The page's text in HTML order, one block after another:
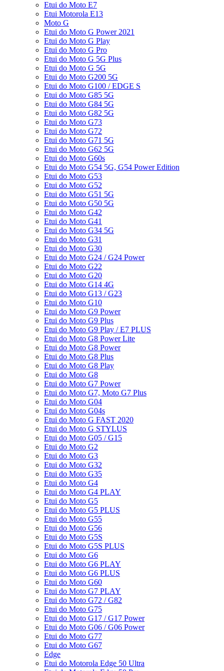
Etui do Moto E7
Etui Motorola E13
Moto G
Etui do Moto G Power 2021
Etui do Moto G Play
Etui do Moto G Pro
Etui do Moto G 5G Plus
Etui do Moto G 5G
Etui do Moto G200 5G
Etui do Moto G100 / EDGE S
Etui do Moto G85 5G
Etui do Moto G84 5G
Etui do Moto G82 5G
Etui do Moto G73
Etui do Moto G72
Etui do Moto G71 5G
Etui do Moto G62 5G
Etui do Moto G60s
Etui do Moto G54 5G, G54 Power Edition
Etui do Moto G53
Etui do Moto G52
Etui do Moto G51 5G
Etui do Moto G50 5G
Etui do Moto G42
Etui do Moto G41
Etui do Moto G34 5G
Etui do Moto G31
Etui do Moto G30
Etui do Moto G24 / G24 Power
Etui do Moto G22
Etui do Moto G20
Etui do Moto G14 4G
Etui do Moto G13 / G23
Etui do Moto G10
Etui do Moto G9 Power
Etui do Moto G9 Plus
Etui do Moto G9 Play / E7 PLUS
Etui do Moto G8 Power Lite
Etui do Moto G8 Power
Etui do Moto G8 Plus
Etui do Moto G8 Play
Etui do Moto G8
Etui do Moto G7 Power
Etui do Moto G7, Moto G7 Plus
Etui do Moto G04
Etui do Moto G04s
Etui do Moto G FAST 2020
Etui do Moto G STYLUS
Etui do Moto G05 / G15
Etui do Moto G2
Etui do Moto G3
Etui do Moto G32
Etui do Moto G35
Etui do Moto G4
Etui do Moto G4 PLAY
Etui do Moto G5
Etui do Moto G5 PLUS
Etui do Moto G55
Etui do Moto G56
Etui do Moto G5S
Etui do Moto G5S PLUS
Etui do Moto G6
Etui do Moto G6 PLAY
Etui do Moto G6 PLUS
Etui do Moto G60
Etui do Moto G7 PLAY
Etui do Moto G72 / G82
Etui do Moto G75
Etui do Moto G17 / G17 Power
Etui do Moto G06 / G06 Power
Etui do Moto G77
Etui do Moto G67
Edge
Etui do Motorola Edge 50 Ultra